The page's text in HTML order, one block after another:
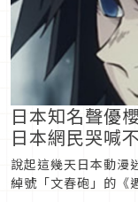
日本知名聲優
日本網民哭喊
說起這幾天日本動漫
綽號「文春砲」的《